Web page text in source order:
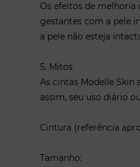
Os efeitos de melhoria
gestantes com a pele
a pele não esteja
5. Mitos
As cintas Modelle Skin
assim, seu uso diário
Cintura (referência
Tamanho: